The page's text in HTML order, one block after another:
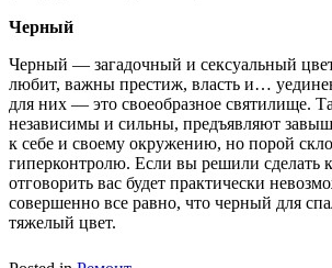
Черный
Черный — загадочный и сексуальный
любит, важны престиж, власть и…
для них — это своеобразное святилище.
независимы и сильны, предъявляют
к себе и своему окружению, но порой
гиперконтролю. Если вы решили сделать
отговорить вас будет практически
совершенно все равно, что черный для
тяжелый цвет.